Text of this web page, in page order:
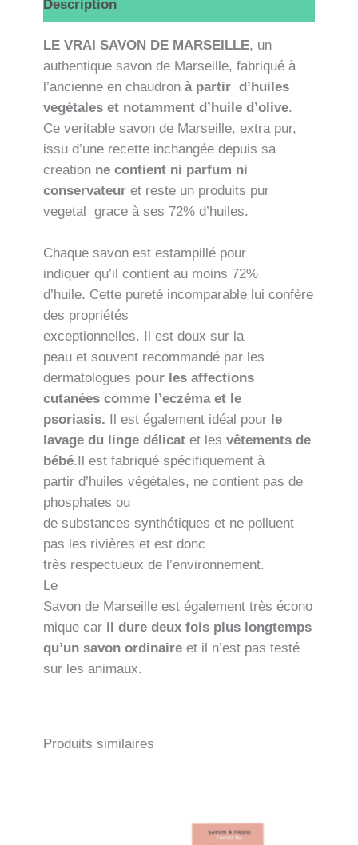
Description
LE VRAI SAVON DE MARSEILLE, un
authentique savon de Marseille, fabriqué à
l’ancienne en chaudron à partir d’huiles
vegétales et notamment d’huile d’olive.
Ce veritable savon de Marseille, extra pur,
issu d’une recette inchangée depuis sa
creation ne contient ni parfum ni
conservateur et reste un produits pur
vegetal grace à ses 72% d’huiles.
Chaque savon est estampillé pour
indiquer qu’il contient au moins 72%
d’huile. Cette pureté incomparable lui confère
des propriétés
exceptionnelles. Il est doux sur la
peau et souvent recommandé par les
dermatologues pour les affections
cutanées comme l’eczéma et le
psoriasis. Il est également idéal pour le
lavage du linge délicat et les vêtements de
bébé.Il est fabriqué spécifiquement à
partir d’huiles végétales, ne contient pas de
phosphates ou
de substances synthétiques et ne polluent
pas les rivières et est donc
très respectueux de l’environnement.
Le
Savon de Marseille est également très écono
mique car il dure deux fois plus longtemps
qu’un savon ordinaire et il n’est pas testé
sur les animaux.
Produits similaires